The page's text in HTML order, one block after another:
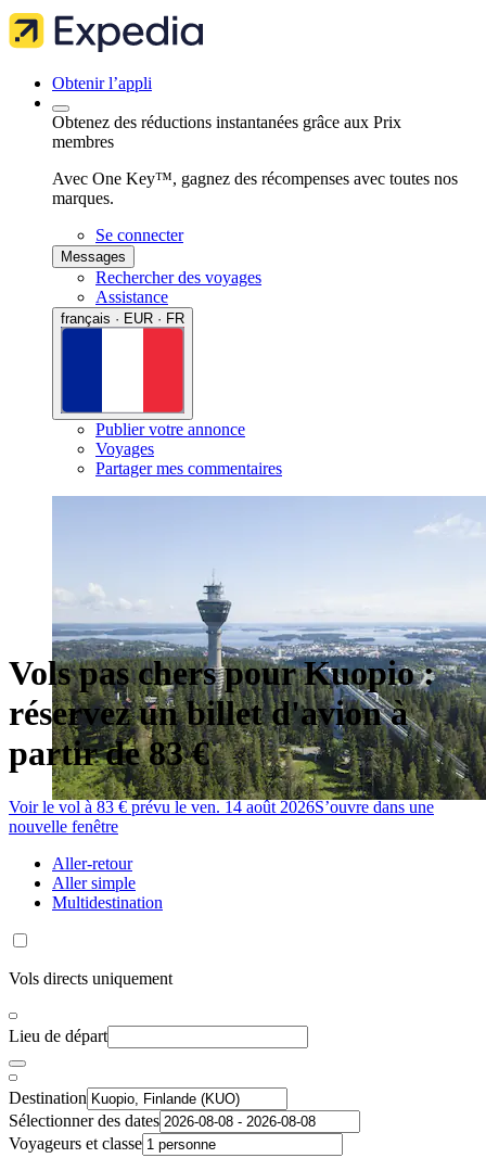
Obtenir l’appli
Obtenez des réductions instantanées grâce aux Prix
membres
Avec One Key™, gagnez des récompenses avec toutes nos
marques.
Se connecter
Messages
Rechercher des voyages
Assistance
français · EUR · FR
Publier votre annonce
Voyages
Partager mes commentaires
Vols pas chers pour Kuopio :
réservez un billet d'avion à
partir de 83 €
Voir le vol à 83 € prévu le ven. 14 août 2026S’ouvre dans une
nouvelle fenêtre
Aller-retour
Aller simple
Multidestination
Vols directs uniquement
Lieu de départ
Destination
Sélectionner des dates
Voyageurs et classe